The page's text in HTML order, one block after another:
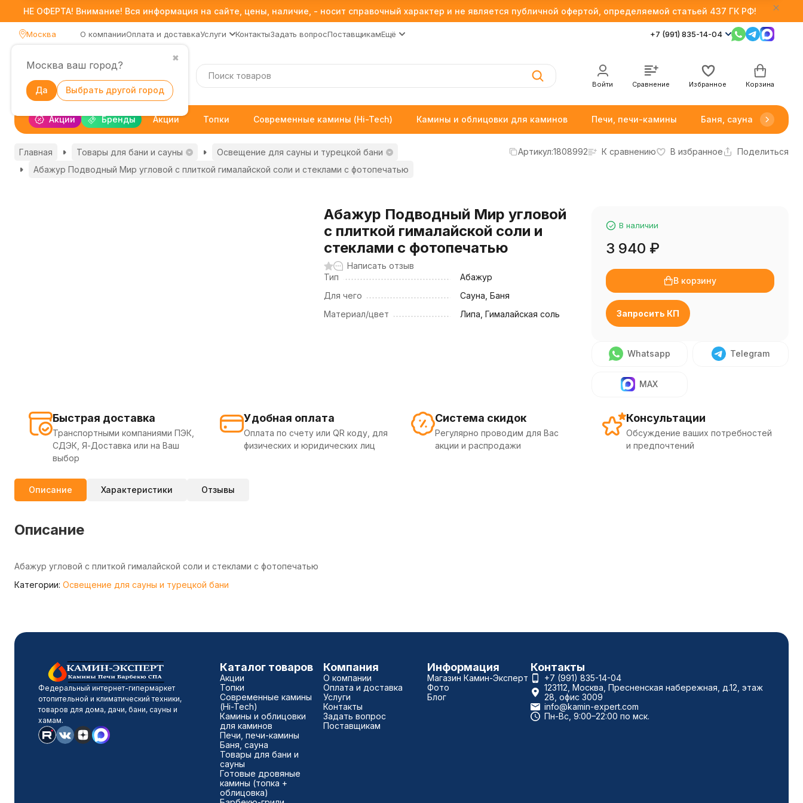
НЕ ОФЕРТА! Внимание! Вся информация на сайте, цены, наличие, - носит справочный характер и не является публичной офертой, определяемой статьей 437 ГК РФ!
Москва
✖
Москва ваш город?
Да Выбрать другой город
О компанииОплата и доставкаУслуги КонтактыЗадать вопросПоставщикамЕщё +7 (991) 835-14-04
Войти Сравнение Избранное Корзина
Акции Бренды Акции Топки Современные камины (Hi-Tech) Камины и облицовки для каминов Печи, печи-камины Баня, сауна
Главная Товары для бани и сауны
Освещение для сауны и турецкой бани
Абажур Подводный Мир угловой с плиткой гималайской соли и стеклами с фотопечатью
Артикул:1808992 К сравнению В избранное Поделиться
Абажур Подводный Мир угловой
с плиткой гималайской соли и
стеклами с фотопечатью
Написать отзыв
Тип
Абажур
Для чего
Сауна, Баня
Материал/цвет
Липа, Гималайская соль
В наличии
3 940 ₽
В корзину
Запросить КП
Whatsapp Telegram
MAX
Быстрая доставка
Транспортными компаниями ПЭК,
СДЭК, Я-Доставка или на Ваш
выбор
Удобная оплата
Оплата по счету или QR коду, для
физических и юридических лиц
Система скидок
Регулярно проводим для Вас
акции и распродажи
Консультации
Обсуждение ваших потребностей
и предпочтений
Описание Характеристики Отзывы
Описание
Абажур угловой с плиткой гималайской соли и стеклами с фотопечатью
Категории: Освещение для сауны и турецкой бани
Федеральный интернет-гипермаркет
отопительной и климатический техники,
товаров для дома, дачи, бани, сауны и
хамам.
Каталог товаров
Акции
Топки
Современные камины
(Hi-Tech)
Камины и облицовки
для каминов
Печи, печи-камины
Баня, сауна
Товары для бани и
сауны
Готовые дровяные
камины (топка +
облицовка)
Компания
О компании
Оплата и доставка
Услуги
Контакты
Задать вопрос
Поставщикам
Информация
Магазин Камин-Эксперт
Фото
Блог
Контакты
+7 (991) 835-14-04
123112, Москва, Пресненская набережная, д.12, этаж
28, офис 3009
info@kamin-expert.com
Пн-Вс, 9:00–22:00 по мск.